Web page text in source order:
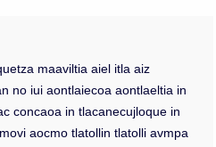
maaviltia aiel itla aiz
no iui aontlaiecoa aontlaeltia in
concaoa in tlacanecujloque in
aocmo tlatollin tlatolli avmpa